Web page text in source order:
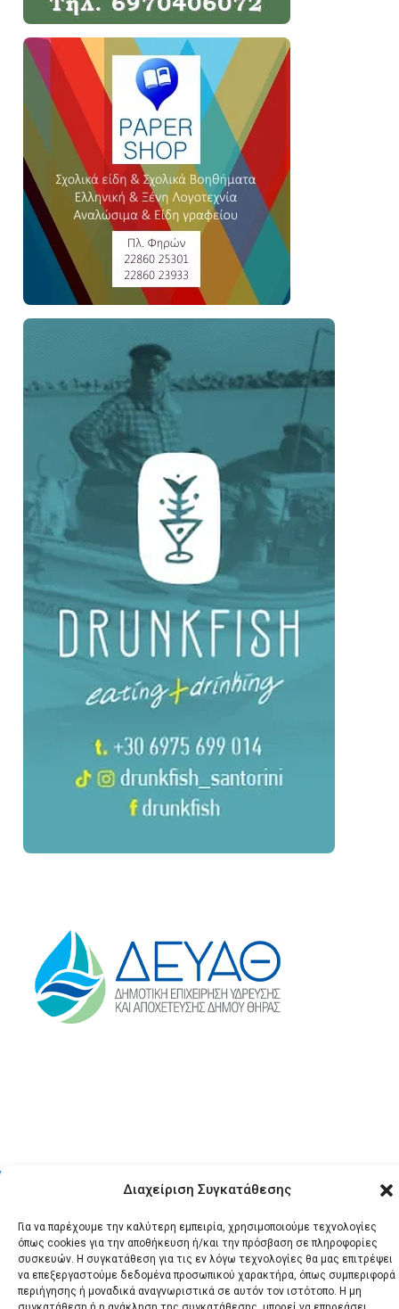
Διαχείριση Συγκατάθεσης
Για να παρέχουμε την καλύτερη εμπειρία, χρησιμοποιούμε τεχνολογίες
όπως cookies για την αποθήκευση ή/και την πρόσβαση σε πληροφορίες
συσκευών. Η συγκατάθεση για τις εν λόγω τεχνολογίες θα μας επιτρέψει
να επεξεργαστούμε δεδομένα προσωπικού χαρακτήρα, όπως συμπεριφορά
περιήγησης ή μοναδικά αναγνωριστικά σε αυτόν τον ιστότοπο. Η μη
© 2026 Santonews - Όλα
κατοχυρωμένα.